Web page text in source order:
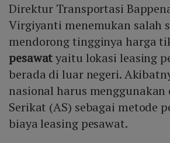
Direktur Transportasi
Virgiyanti menemukan salah
mendorong tingginya harga
pesawatyaitu lokasi leasing
berada di luar negeri.
nasional harus
Serikat (AS) sebagai metode
biaya leasing pesawat.